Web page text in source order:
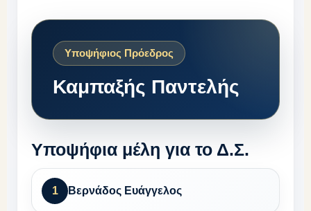
Υποψήφιος Πρόεδρος
Καμπαξής Παντελής
Υποψήφια μέλη για το Δ.Σ.
1 Βερνάδος Ευάγγελος